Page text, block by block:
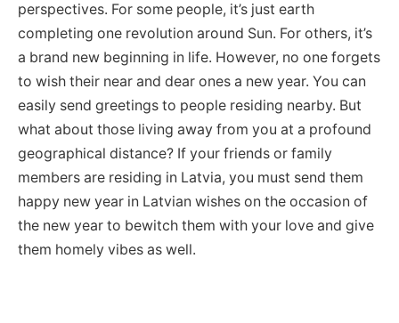
perspectives. For some people, it’s just earth
completing one revolution around Sun. For others, it’s
a brand new beginning in life. However, no one forgets
to wish their near and dear ones a new year. You can
easily send greetings to people residing nearby. But
what about those living away from you at a profound
geographical distance? If your friends or family
members are residing in Latvia, you must send them
happy new year in Latvian wishes on the occasion of
the new year to bewitch them with your love and give
them homely vibes as well.